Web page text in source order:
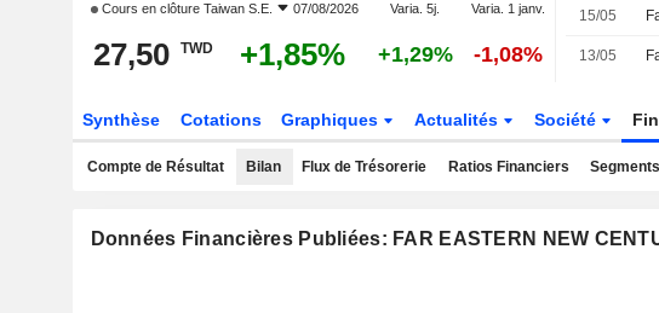
Cours en clôture Taiwan S.E. 07/08/2026 Varia. 5j. Varia. 1 janv.
27,50 TWD +1,85% +1,29% -1,08%
15/05
13/05
Synthèse Cotations Graphiques Actualités Société
Compte de Résultat Bilan Flux de Trésorerie Ratios Financiers
Données Financières Publiées: FAR EASTERN NEW